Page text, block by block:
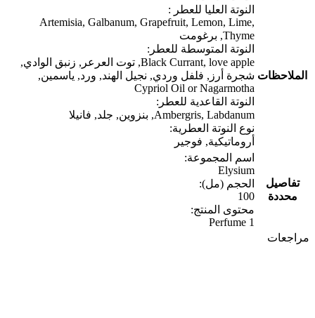
الملاحظات
النوتة العليا للعطر :
Artemisia, Galbanum, Grapefruit, Lemon, Lime,
Thyme, برغومت
النوتة المتوسطة للعطر:
Black Currant, love apple, توت العرعر, زنبق الوادي,
شجرة أرز, فلفل وردي, نجيل الهند, ورد, ياسمين,
Cypriol Oil or Nagarmotha
النوتة القاعدية للعطر:
Ambergris, Labdanum, بنزوين, جلد, فانيلا
نوع النوتة العطرية:
أروماتيكية, فوجير
تفاصيل
محددة
اسم المجموعة:
Elysium
الحجم (مل):
100
محتوى المنتج:
1 Perfume
مراجعات